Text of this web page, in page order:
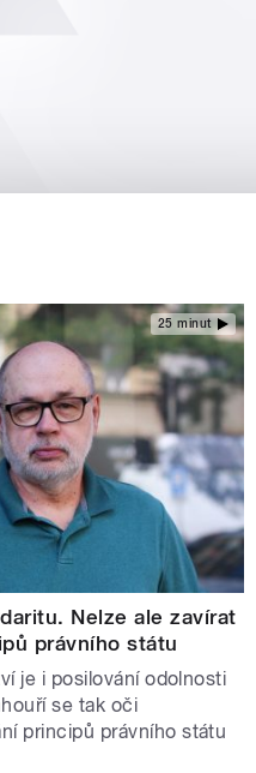
25 minut
Nelze ale zavírat
právního státu
je i posilování odolnosti
se tak oči
principů právního státu